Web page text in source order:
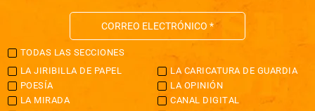
TODAS LAS SECCIONES
LA JIRIBILLA DE PAPEL
LA CARICATURA DE GUARDIA
POESÍA
LA OPINIÓN
LA MIRADA
CANAL DIGITAL